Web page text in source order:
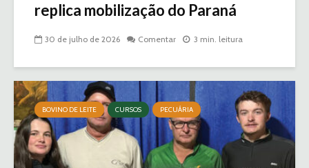
replica mobilização do Paraná
30 de julho de 2026 Comentar 3 min. leitura
BOVINO DE LEITE CURSOS PECUÁRIA